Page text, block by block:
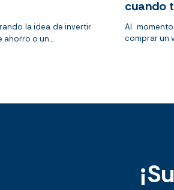
la idea de invertir
ahorro o un...
cuando
Al
comprar un